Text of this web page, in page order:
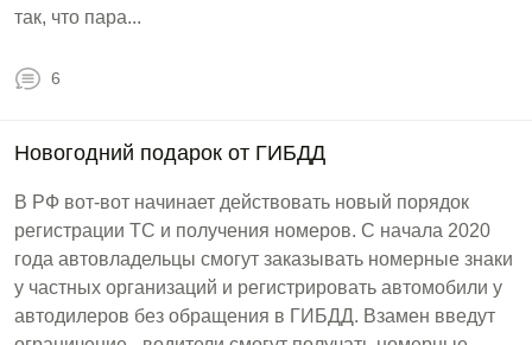
так, что пара...
6
Новогодний подарок от ГИБДД
В РФ вот-вот начинает действовать новый порядок
регистрации ТС и получения номеров. С начала 2020
года автовладельцы смогут заказывать номерные знаки
у частных организаций и регистрировать автомобили у
автодилеров без обращения в ГИБДД. Взамен введут